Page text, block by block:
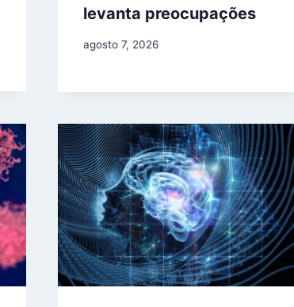
levanta preocupações
agosto 7, 2026